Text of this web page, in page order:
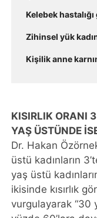
Kelebek
Zihinsel yük
Kişilik anne
KISIRLIK ORANI
YAŞ ÜSTÜNDE
Dr. Hakan
üstü kadınların
yaş üstü
ikisinde kısırlık
vurgulayarak “30